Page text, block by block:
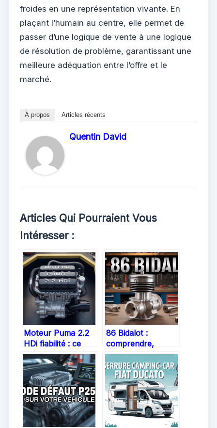
froides en une représentation vivante. En
plaçant l’humain au centre, elle permet de
passer d’une logique de vente à une logique
de résolution de problème, garantissant une
meilleure adéquation entre l’offre et le
marché.
À propos Articles récents
Quentin David
Articles Qui Pourraient Vous
Intéresser :
Moteur Puma 2.2
HDi fiabilité : ce
qu’il faut vraiment
savoir
86 Bidalot :
comprendre,
choisir et
entretenir un kit
moteur performant